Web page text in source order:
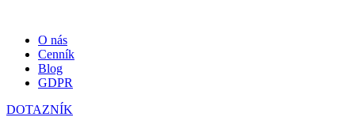
O nás
Cenník
Blog
GDPR
DOTAZNÍK